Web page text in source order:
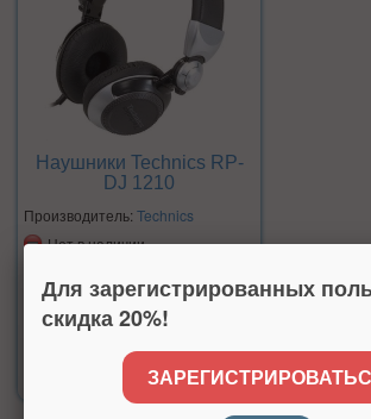
Наушники Technics RP-
DJ 1210
Производитель: Technics
Нет в наличии
Для зарегистрированных
скидка 20%!